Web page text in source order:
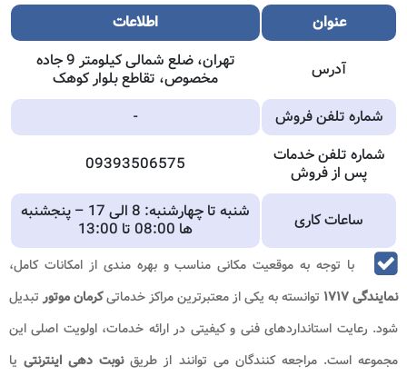
عنوان اطلاعات
آدرس
تهران، ضلع شمالی کیلومتر 9 جاده
مخصوص، تقاطع بلوار کوهک
شماره تلفن فروش
-
شماره تلفن خدمات
پس از فروش
09393506575
ساعات کاری
شنبه تا چهارشنبه: 8 الی 17 – پنجشنبه
ها 08:00 تا 13:00
با توجه به موقعیت مکانی مناسب و بهره مندی از امکانات کامل،
نمایندگی ۱۷۱۷
توانسته به یکی از معتبرترین مراکز خدماتیکرمان موتورتبدیل
شود. رعایت استانداردهای فنی و کیفیتی در ارائه خدمات، اولویت اصلی این
مجموعه است. مراجعه کنندگان می توانند از طریقنوبت دهی اینترنتییا